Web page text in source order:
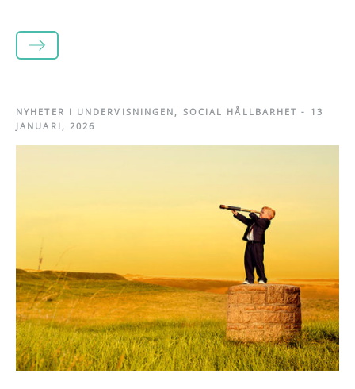
LÄS MER
NYHETER I UNDERVISNINGEN , SOCIAL HÅLLBARHET - 13
JANUARI, 2026